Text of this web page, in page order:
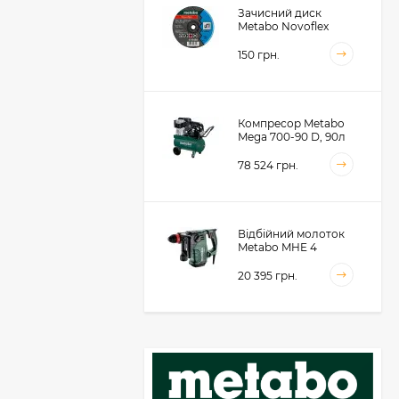
Зачисний диск
Metabo Novoflex
(616468000)
150 грн.
Компресор Metabo
Mega 700-90 D, 90л
78 524 грн.
Відбійний молоток
Metabo MHE 4
20 395 грн.
фрезер для обробки
металевих крайок
Metabo KFMVB 18 LTX
50 104 грн.